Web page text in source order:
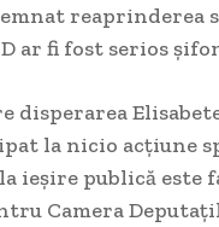
reaprinderea
ar fi fost serios
disperarea
la nicio acțiune
ieșire publică este
Camera